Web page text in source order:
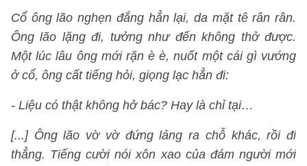
Cổ ông lão nghẹn đắng hẳn lại, da mặt tê rân rân.
Ông lão lặng đi, tưởng như đến không thở được.
Một lúc lâu ông mới rặn è è, nuốt một cái gì vướng
ở cổ, ông cất tiếng hỏi, giọng lạc hẳn đi:
- Liệu có thật không hở bác? Hay là chỉ tại…
[...] Ông lão vờ vờ đứng lảng ra chỗ khác, rồi đi
thẳng. Tiếng cười nói xôn xao của đám người mới